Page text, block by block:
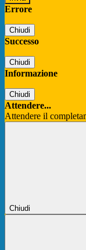
Errore
Chiudi
Successo
Chiudi
Informazione
Chiudi
Attendere...
Attendere il
Chiudi